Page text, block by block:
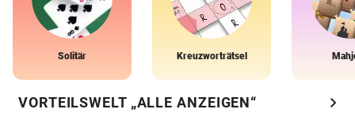
Solitär Kreuzworträtsel
VORTEILSWELT „ALLE ANZEIGEN“ chevron_right